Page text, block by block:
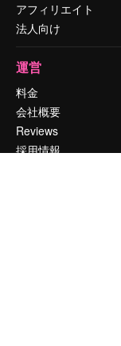
アフィリエイト
法人向け
運営
料金
会社概要
Reviews
採用情報